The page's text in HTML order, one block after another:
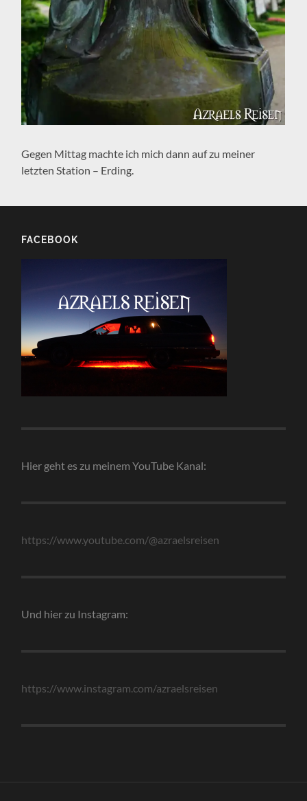
Gegen Mittag machte ich mich dann auf zu meiner
letzten Station – Erding.
FACEBOOK
Hier geht es zu meinem YouTube Kanal:
https://www.youtube.com/@azraelsreisen
Und hier zu Instagram:
https://www.instagram.com/azraelsreisen